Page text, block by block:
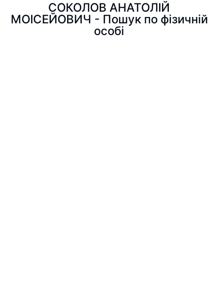
СОКОЛОВ АНАТОЛІЙ
МОІСЕЙОВИЧ - Пошук по фізичній
особі